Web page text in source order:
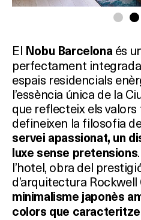
El Nobu Barcelonaés
perfectament integrada
espais residencials
l’essència única de la
que reflecteix els
defineixen la filosofia
servei apassionat, un
luxe sense pretensions
l’hotel, obra del
d’arquitectura
minimalisme japonès
colors que